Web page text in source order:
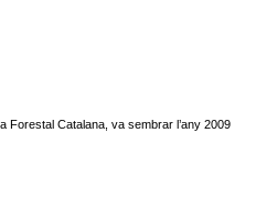
Forestal Catalana, va sembrar l’any 2009